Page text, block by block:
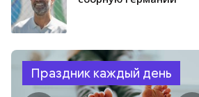
Праздник каждый день